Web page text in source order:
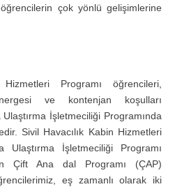
çok yönlü gelişimlerine
Programı öğrencileri,
ve kontenjan koşulları
İşletmeciliği Programında
Sivil Havacılık Kabin Hizmetleri
Ulaştırma İşletmeciliği Programı
Çift Ana dal Programı (ÇAP)
eş zamanlı olarak iki